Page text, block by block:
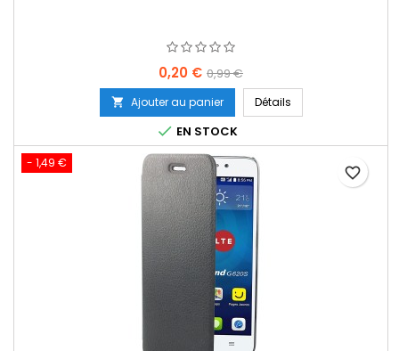
Prix
0,20 € Prix
de
base
0,99 €
 Ajouter au panier Détails
 EN STOCK
- 1,49 €
favorite_border